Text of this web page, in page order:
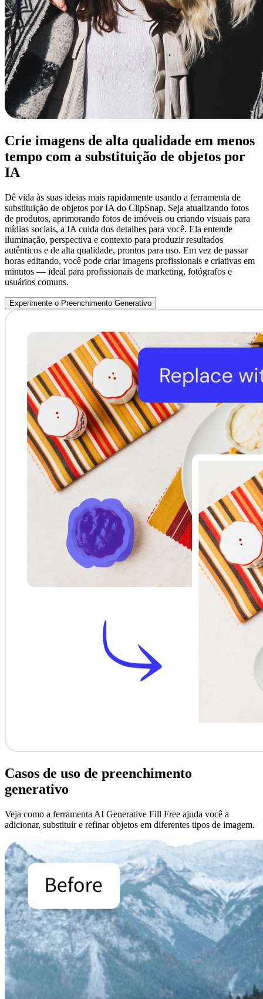
Crie imagens de alta qualidade em menos
tempo com a substituição de objetos por
IA
Dê vida às suas ideias mais rapidamente usando a ferramenta de
substituição de objetos por IA do ClipSnap. Seja atualizando fotos
de produtos, aprimorando fotos de imóveis ou criando visuais para
mídias sociais, a IA cuida dos detalhes para você. Ela entende
iluminação, perspectiva e contexto para produzir resultados
autênticos e de alta qualidade, prontos para uso. Em vez de passar
horas editando, você pode criar imagens profissionais e criativas em
minutos — ideal para profissionais de marketing, fotógrafos e
usuários comuns.
Experimente o Preenchimento Generativo
Casos de uso de preenchimento
generativo
Veja como a ferramenta AI Generative Fill Free ajuda você a
adicionar, substituir e refinar objetos em diferentes tipos de imagem.